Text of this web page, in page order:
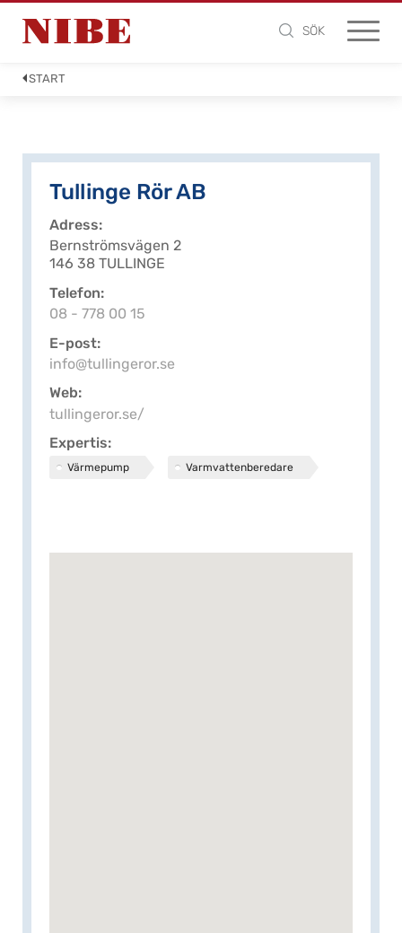
SÖK
START
Tullinge Rör AB
Adress
Bernströmsvägen 2
146 38 TULLINGE
Telefon
08 - 778 00 15
E-post
info@tullingeror.se
Web
tullingeror.se/
Expertis
Värmepump Varmvattenberedare